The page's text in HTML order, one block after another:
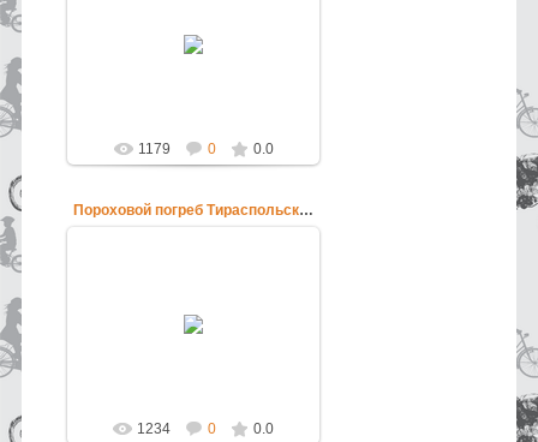
Велопробег посвящённый Дню
России
1179 0 0.0
Пороховой погреб Тираспольской крепости
Пороховой погреб Тираспольской
крепости
1234 0 0.0